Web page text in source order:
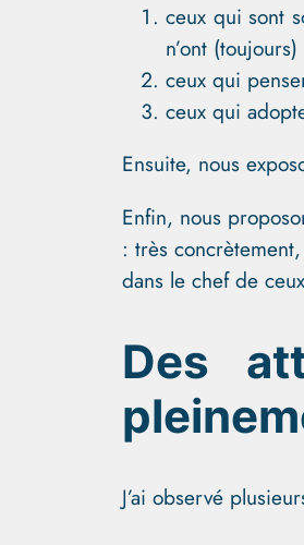
ceux qui sont
n’ont
ceux qui
ceux qui
Ensuite, nous
Enfin, nous
: très
dans le chef de
Des
J’ai observé